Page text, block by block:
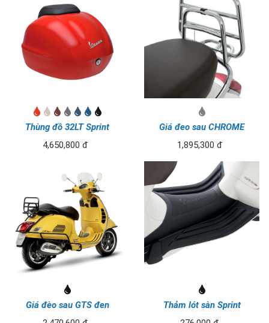
Thùng đồ 32LT Sprint
4,650,800 đ
Giá đeo sau CHROME
1,895,300 đ
Giá đèo sau GTS đen
Thảm lót sàn Sprint